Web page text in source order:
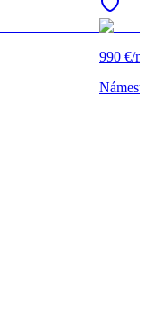
990 €/